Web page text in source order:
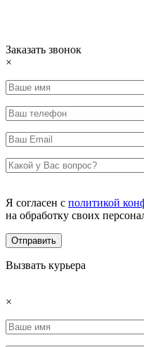
Заказать звонок
×
Я согласен с политикой
на обработку своих
Вызвать курьера
×